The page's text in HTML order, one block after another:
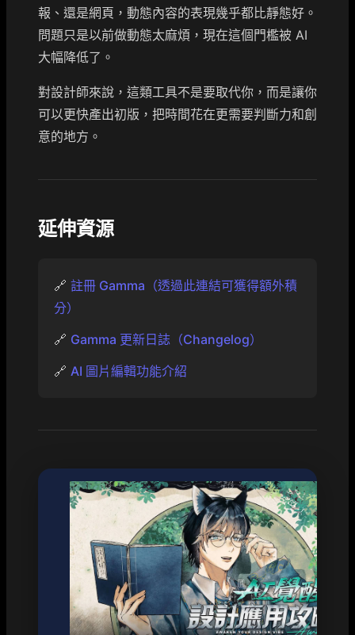
報、還是網頁，動態內容的表現幾乎都比靜態好。
問題只是以前做動態太麻煩，現在這個門檻被 AI
大幅降低了。
對設計師來說，這類工具不是要取代你，而是讓你
可以更快產出初版，把時間花在更需要判斷力和創
意的地方。
延伸資源
🔗 註冊 Gamma（透過此連結可獲得額外積
分）
🔗 Gamma 更新日誌（Changelog）
🔗 AI 圖片編輯功能介紹